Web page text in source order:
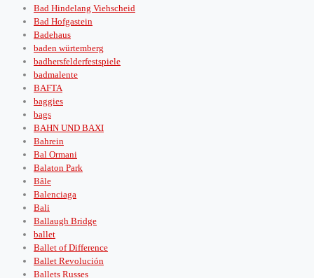
Bad Hindelang Viehscheid
Bad Hofgastein
Badehaus
baden würtemberg
badhersfelderfestspiele
badmalente
BAFTA
baggies
bags
BAHN UND BAXI
Bahrein
Bal Ormani
Balaton Park
Bâle
Balenciaga
Bali
Ballaugh Bridge
ballet
Ballet of Difference
Ballet Revolución
Ballets Russes